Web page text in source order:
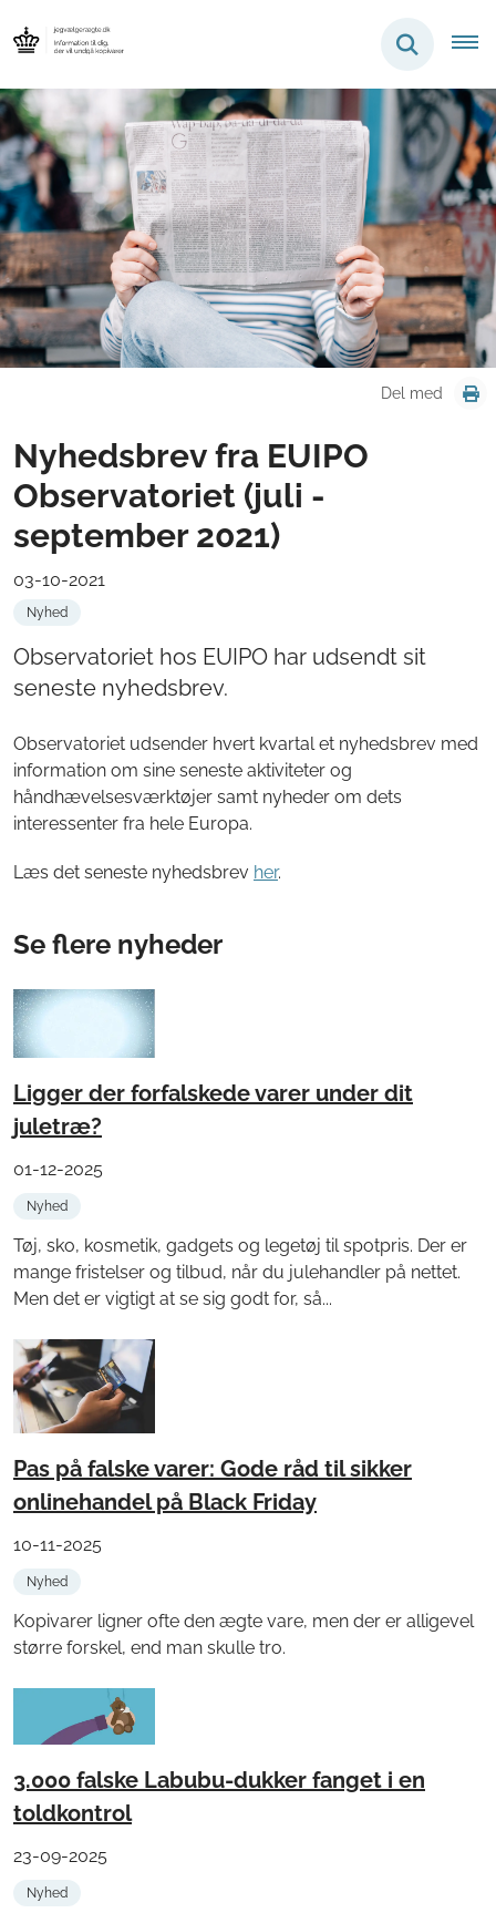
Del med
Nyhedsbrev fra EUIPO
Observatoriet (juli -
september 2021)
03-10-2021
Nyhed
Observatoriet hos EUIPO har udsendt sit
seneste nyhedsbrev.
Observatoriet udsender hvert kvartal et nyhedsbrev med
information om sine seneste aktiviteter og
håndhævelsesværktøjer samt nyheder om dets
interessenter fra hele Europa.
Læs det seneste nyhedsbrev her.
Se flere nyheder
Ligger der forfalskede varer under dit
juletræ?
01-12-2025
Nyhed
Tøj, sko, kosmetik, gadgets og legetøj til spotpris. Der er
mange fristelser og tilbud, når du julehandler på nettet.
Men det er vigtigt at se sig godt for, så...
Pas på falske varer: Gode råd til sikker
onlinehandel på Black Friday
10-11-2025
Nyhed
Kopivarer ligner ofte den ægte vare, men der er alligevel
større forskel, end man skulle tro.
3.000 falske Labubu-dukker fanget i en
toldkontrol
23-09-2025
Nyhed